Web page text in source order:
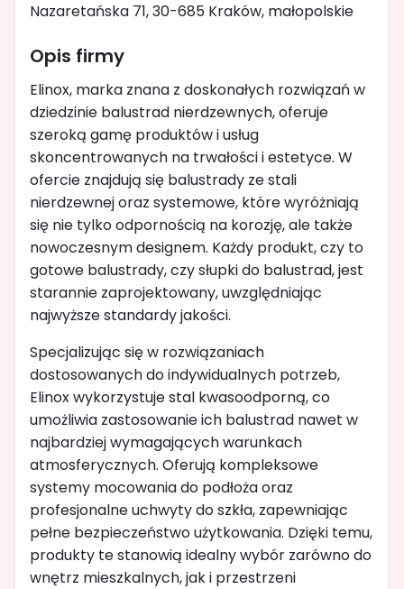
Nazaretańska 71, 30-685 Kraków, małopolskie
Opis firmy
Elinox, marka znana z doskonałych rozwiązań w
dziedzinie balustrad nierdzewnych, oferuje
szeroką gamę produktów i usług
skoncentrowanych na trwałości i estetyce. W
ofercie znajdują się balustrady ze stali
nierdzewnej oraz systemowe, które wyróżniają
się nie tylko odpornością na korozję, ale także
nowoczesnym designem. Każdy produkt, czy to
gotowe balustrady, czy słupki do balustrad, jest
starannie zaprojektowany, uwzględniając
najwyższe standardy jakości.
Specjalizując się w rozwiązaniach
dostosowanych do indywidualnych potrzeb,
Elinox wykorzystuje stal kwasoodporną, co
umożliwia zastosowanie ich balustrad nawet w
najbardziej wymagających warunkach
atmosferycznych. Oferują kompleksowe
systemy mocowania do podłoża oraz
profesjonalne uchwyty do szkła, zapewniając
pełne bezpieczeństwo użytkowania. Dzięki temu,
produkty te stanowią idealny wybór zarówno do
wnętrz mieszkalnych, jak i przestrzeni